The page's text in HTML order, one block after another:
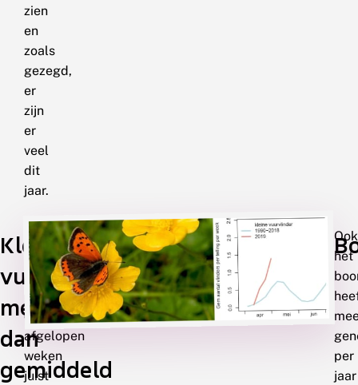
zien
en
zoals
gezegd,
er
zijn
er
veel
dit
jaar.
Kleine
vuurvlinder:
meer
dan
gemiddeld
De
kleine
vuurvlinder
is
de
afgelopen
weken
juist
Ook
het
per
jaar